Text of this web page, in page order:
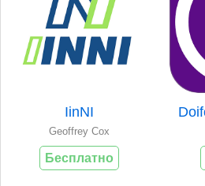
IinNI
Geoffrey Cox
Бесплатно